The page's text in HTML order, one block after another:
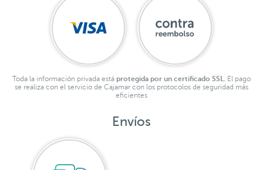
Toda la información privada está protegida por un certificado SSL. El pago
se realiza con el servicio de Cajamar con los protocolos de seguridad más
eficientes
Envíos